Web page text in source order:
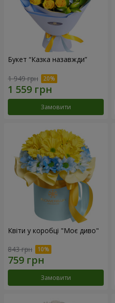
Букет “Казка назавжди”
1 949 грн
Замовити
Квіти у коробці "Моє диво"
843 грн
Замовити